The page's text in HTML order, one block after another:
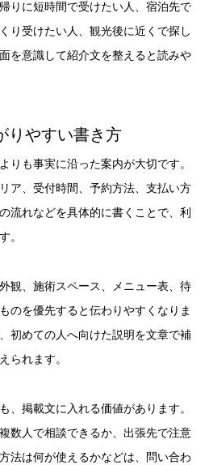
りに短時間で受けたい人、宿泊先で
り受けたい人、観光後に近くで探し
を意識して紹介文を整えると読みや
りやすい書き方
りも事実に沿った案内が大切です。
ア、受付時間、予約方法、支払い方
流れなどを具体的に書くことで、利
。
観、施術スペース、メニュー表、待
のを優先すると伝わりやすくなりま
初めての人へ向けた説明を文章で補
られます。
、掲載文に入れる価値があります。
数人で相談できるか、出張先で注意
法は何が使えるかなどは、問い合わ